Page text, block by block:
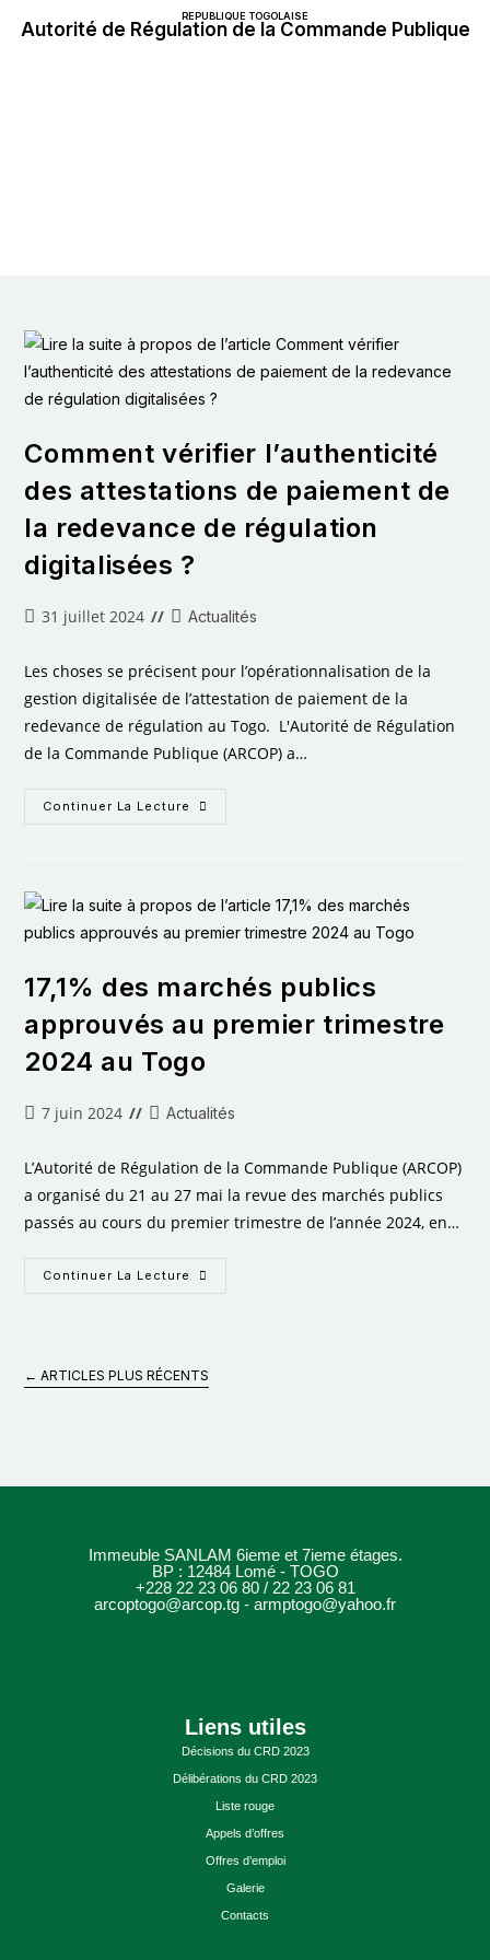
Autorité de Régulation de la Commande Publique
REPUBLIQUE TOGOLAISE
Comment vérifier l’authenticité
des attestations de paiement de
la redevance de régulation
digitalisées ?
31 juillet 2024 Actualités
Les choses se précisent pour l’opérationnalisation de la
gestion digitalisée de l’attestation de paiement de la
redevance de régulation au Togo. L'Autorité de Régulation
de la Commande Publique (ARCOP) a…
Continuer La Lecture
17,1% des marchés publics
approuvés au premier trimestre
2024 au Togo
7 juin 2024 Actualités
L’Autorité de Régulation de la Commande Publique (ARCOP)
a organisé du 21 au 27 mai la revue des marchés publics
passés au cours du premier trimestre de l’année 2024, en…
Continuer La Lecture
← ARTICLES PLUS RÉCENTS
Immeuble SANLAM 6ieme et 7ieme étages.
BP : 12484 Lomé - TOGO
+228 22 23 06 80 / 22 23 06 81
arcoptogo@arcop.tg - armptogo@yahoo.fr
Liens utiles
Décisions du CRD 2023
Délibérations du CRD 2023
Liste rouge
Appels d’offres
Offres d’emploi
Galerie
Contacts